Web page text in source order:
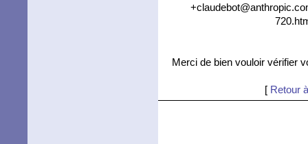
Merci de bien vouloir vérifier
[ Retour